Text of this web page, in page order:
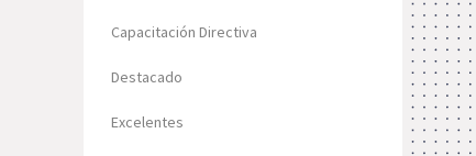
Capacitación Directiva
Destacado
Excelentes